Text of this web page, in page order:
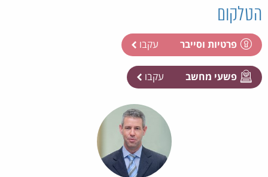
הטלקום
פרטיות וסייבר עקבו
פשעי מחשב עקבו